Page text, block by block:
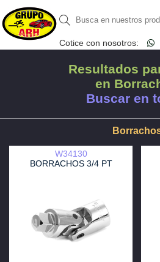
Cotice con nosotros:
Resultados
en
Buscar en
W34130
BORRACHOS 3/4 PT